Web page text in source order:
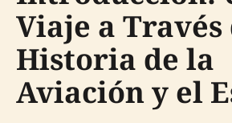
Viaje a Través
Historia de la
Aviación y el